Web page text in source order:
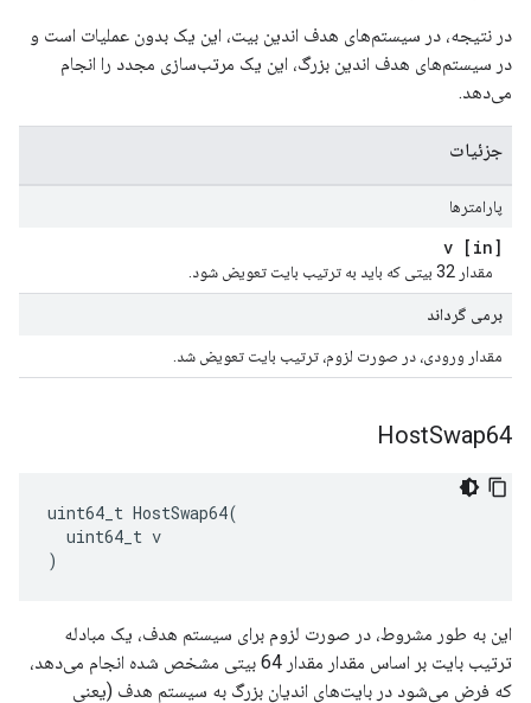
در نتیجه، در سیستم‌های هدف اندین بیت، این یک بدون عملیات است و
در سیستم‌های هدف اندین بزرگ، این یک مرتب‌سازی مجدد را انجام
می‌دهد.
جزئیات
پارامترها
[in] v
مقدار 32 بیتی که باید به ترتیب بایت تعویض شود.
برمی گرداند
مقدار ورودی، در صورت لزوم، ترتیب بایت تعویض شد.
HostSwap64
uint64_t HostSwap64(
  uint64_t v
)
این به طور مشروط، در صورت لزوم برای سیستم هدف، یک مبادله
ترتیب بایت بر اساس مقدار مقدار 64 بیتی مشخص شده انجام می‌دهد،
که فرض می‌شود در بایت‌های اندیان بزرگ به سیستم هدف (یعنی